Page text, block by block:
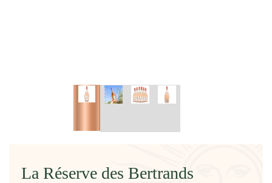
La Réserve des Bertrands